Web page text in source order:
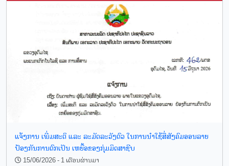
ແຈ້ງການ ເພີ່ມສະຕິ ແລະ ລະມັດລະວັງຕົວ ໃນການນໍາໃຊ້ສື່ສັງຄົມອອນລາຍ
ປ້ອງກັນການຕົກເປັນ ເຫຍື້ອຂອງກຸ່ມມິດສາຊີບ
15/06/2026 - 1 ເດືອນຜ່ານມາ